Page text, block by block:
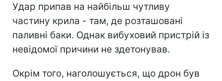
Удар припав на найбільш чутливу
частину крила - там, де розташовані
паливні баки. Однак вибуховий пристрій із
невідомої причини не здетонував.
Окрім того, наголошується, що дрон був